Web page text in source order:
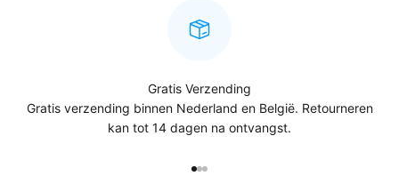
Gratis Verzending
Gratis verzending binnen Nederland en België. Retourneren
kan tot 14 dagen na ontvangst.